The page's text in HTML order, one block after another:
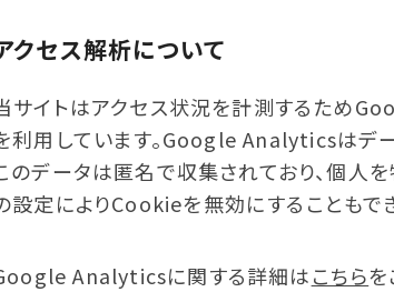
クセス解析について
サイトはアクセス状況を計測するため
利用しています。Google Analyticsはデ
のデータは匿名で収集されており、個人
設定によりCookieを無効にすることもで
Analyticsに関する詳細はこちらを